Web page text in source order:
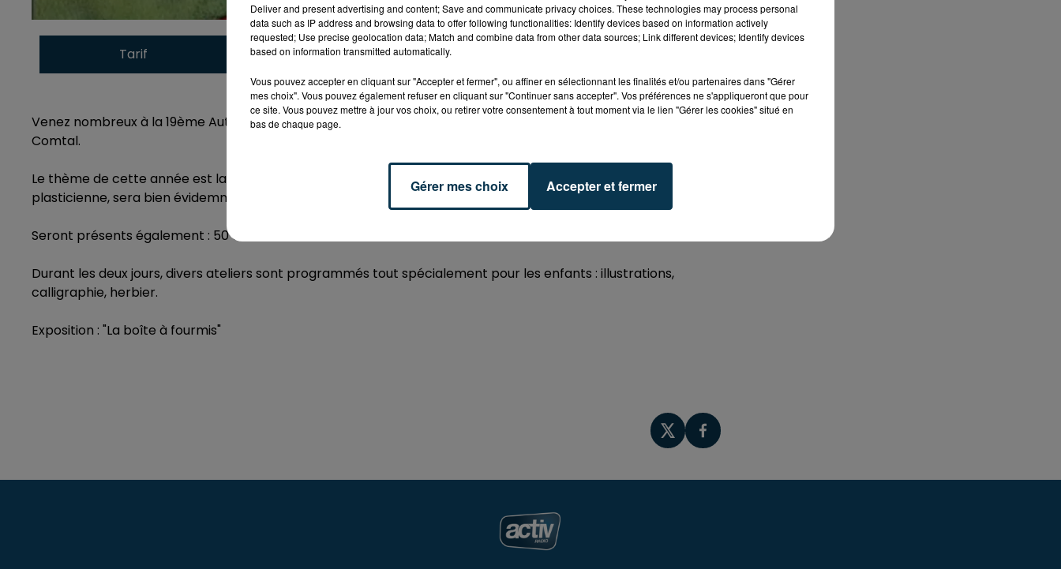
Tarif Payant
Venez nombreux à la 19ème Automnale du Livre qui se déroule les 11 et 12 octobre 2014 de 10H à 18H, à Sury-le-
Comtal.
Le thème de cette année est la faune et la flore et la marraine de l'événement, Emilie VAST, illustratrice
plasticienne, sera bien évidemment présente.
Seront présents également : 50 auteurs, illustrateurs, libraires, éditeurs....
Durant les deux jours, divers ateliers sont programmés tout spécialement pour les enfants : illustrations,
calligraphie, herbier.
Exposition : "La boîte à fourmis"
Deliver and present advertising and content; Save and communicate privacy choices. These technologies may process personal
data such as IP address and browsing data to offer following functionalities: Identify devices based on information actively
requested; Use precise geolocation data; Match and combine data from other data sources; Link different devices; Identify devices
based on information transmitted automatically.
Vous pouvez accepter en cliquant sur "Accepter et fermer", ou affiner en sélectionnant les finalités et/ou partenaires dans "Gérer
mes choix". Vous pouvez également refuser en cliquant sur "Continuer sans accepter". Vos préférences ne s'appliqueront que pour
ce site. Vous pouvez mettre à jour vos choix, ou retirer votre consentement à tout moment via le lien "Gérer les cookies" situé en
bas de chaque page.
Gérer mes choix Accepter et fermer